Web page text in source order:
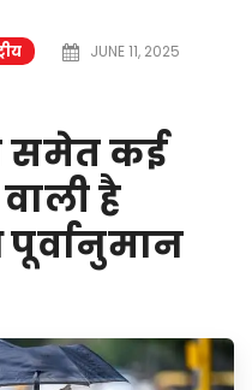
JUNE 11, 2025
समेत कई
है